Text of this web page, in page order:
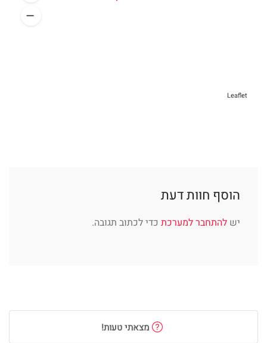
Leaflet
הוסף חוות דעת
יש להתחבר למערכת כדי לכתוב תגובה.
מצאתי טעות!